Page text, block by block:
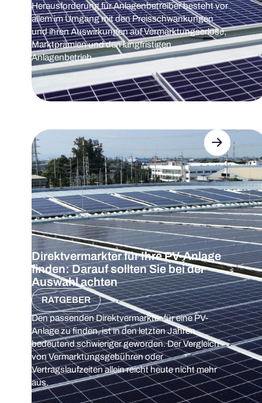
Herausforderung für Anlagenbetreiber besteht vor
allem im Umgang mit den Preisschwankungen
und ihren Auswirkungen auf Vermarktungserlöse,
Marktprämien und den langfristigen
Anlagenbetrieb.
Direktvermarkter für Ihre PV-Anlage
finden: Darauf sollten Sie bei der
Auswahl achten
RATGEBER
Den passenden Direktvermarkter für eine PV-
Anlage zu finden, ist in den letzten Jahren
bedeutend schwieriger geworden. Der Vergleich
von Vermarktungsgebühren oder
Vertragslaufzeiten allein reicht heute nicht mehr
aus.